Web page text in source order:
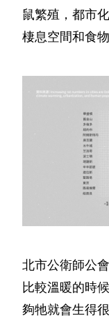
鼠繁殖，都市
棲息空間和食物
北市公衛師公
比較溫暖的時
夠牠就會生得很